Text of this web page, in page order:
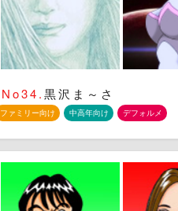
No34.黒沢ま～さ
ファミリー向け 中高年向け デフォルメ